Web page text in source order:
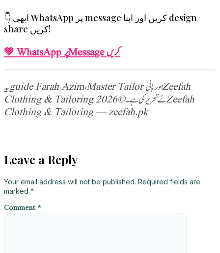
👇 ابھی WhatsApp پر message کریں اور اپنا design
share کریں!
💚 WhatsApp پر Message کریں
یہ guide Farah Azim، Master Tailor اور بانی Zeefah
Clothing & Tailoring نے تحریر کی ہے۔ © 2026 Zeefah
Clothing & Tailoring — zeefah.pk
Leave a Reply
Your email address will not be published. Required fields are
marked *
Comment *